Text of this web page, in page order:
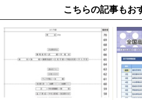
こちらの記事もお